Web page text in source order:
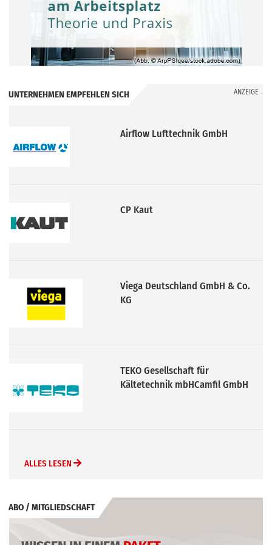
UNTERNEHMEN EMPFEHLEN SICH ANZEIGE
CP Kaut
Viega Deutschland GmbH & Co.
TEKO Gesellschaft für
REMKO GmbH & Co. KG
ALLES LESEN
ABO / MITGLIEDSCHAFT